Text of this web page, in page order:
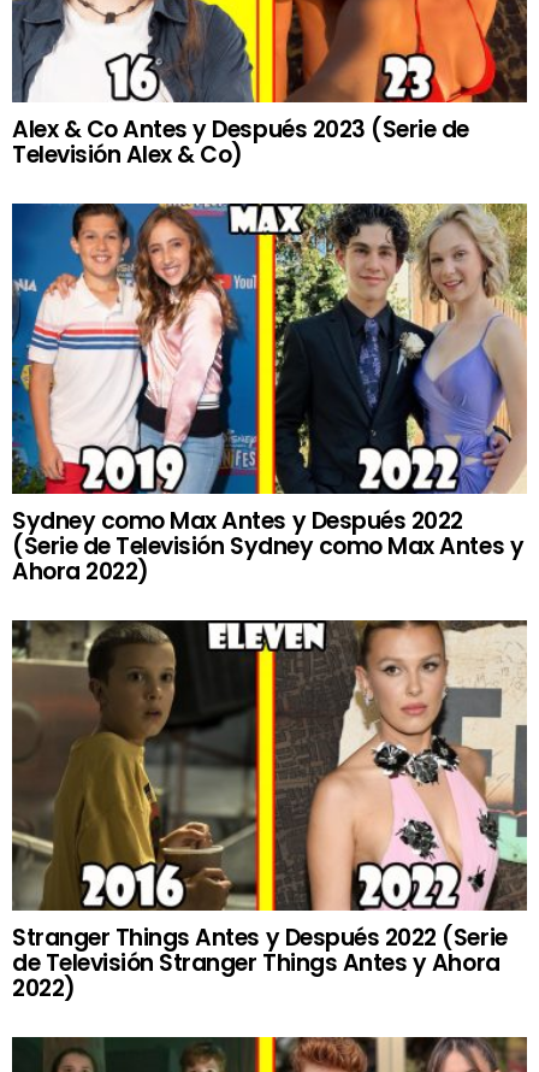
Alex & Co Antes y Después 2023 (Serie de
Televisión Alex & Co)
Sydney como Max Antes y Después 2022
(Serie de Televisión Sydney como Max Antes y
Ahora 2022)
Stranger Things Antes y Después 2022 (Serie
de Televisión Stranger Things Antes y Ahora
2022)